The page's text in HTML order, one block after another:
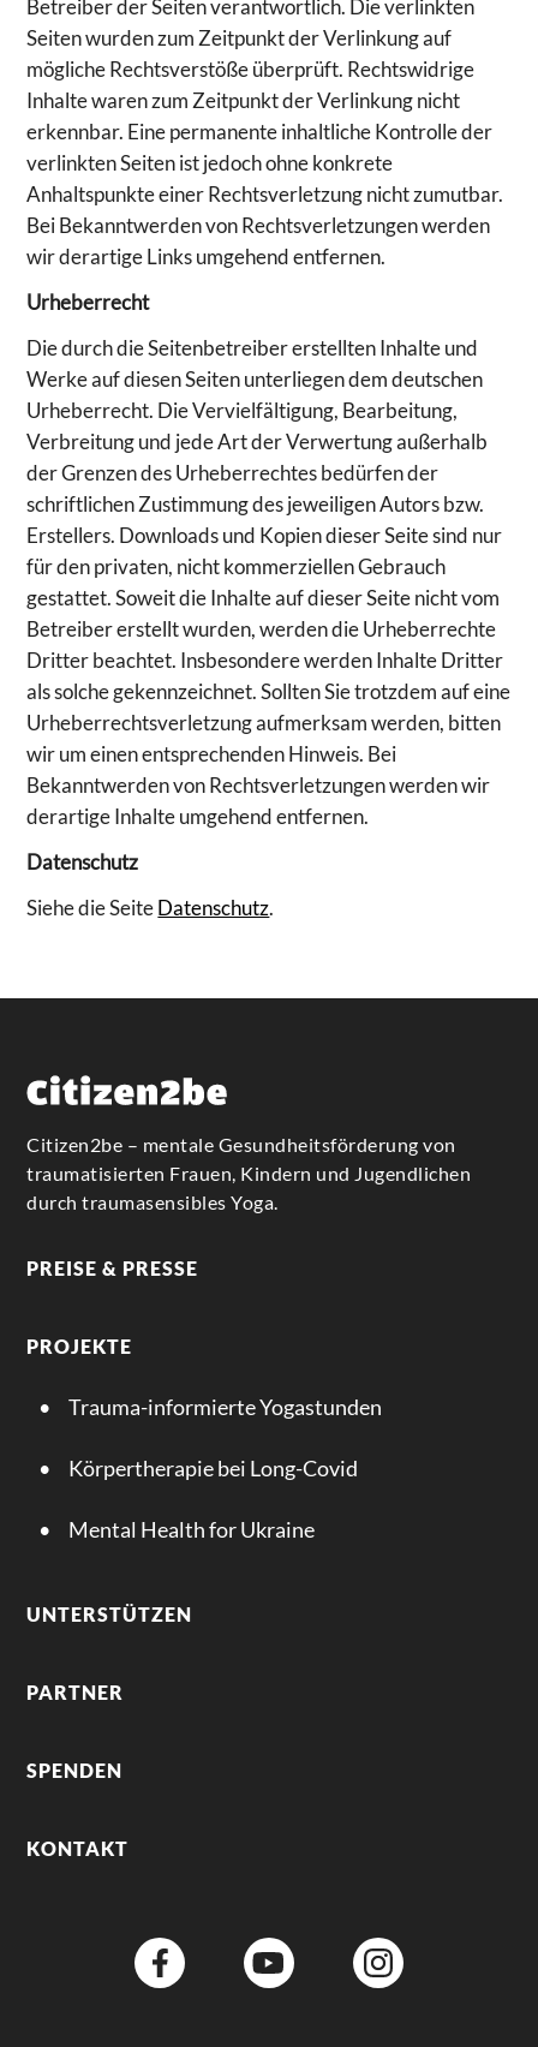
Betreiber der Seiten verantwortlich. Die verlinkten
Seiten wurden zum Zeitpunkt der Verlinkung auf
mögliche Rechtsverstöße überprüft. Rechtswidrige
Inhalte waren zum Zeitpunkt der Verlinkung nicht
erkennbar. Eine permanente inhaltliche Kontrolle der
verlinkten Seiten ist jedoch ohne konkrete
Anhaltspunkte einer Rechtsverletzung nicht zumutbar.
Bei Bekanntwerden von Rechtsverletzungen werden
wir derartige Links umgehend entfernen.
Urheberrecht
Die durch die Seitenbetreiber erstellten Inhalte und
Werke auf diesen Seiten unterliegen dem deutschen
Urheberrecht. Die Vervielfältigung, Bearbeitung,
Verbreitung und jede Art der Verwertung außerhalb
der Grenzen des Urheberrechtes bedürfen der
schriftlichen Zustimmung des jeweiligen Autors bzw.
Erstellers. Downloads und Kopien dieser Seite sind nur
für den privaten, nicht kommerziellen Gebrauch
gestattet. Soweit die Inhalte auf dieser Seite nicht vom
Betreiber erstellt wurden, werden die Urheberrechte
Dritter beachtet. Insbesondere werden Inhalte Dritter
als solche gekennzeichnet. Sollten Sie trotzdem auf eine
Urheberrechtsverletzung aufmerksam werden, bitten
wir um einen entsprechenden Hinweis. Bei
Bekanntwerden von Rechtsverletzungen werden wir
derartige Inhalte umgehend entfernen.
Datenschutz
Siehe die Seite Datenschutz.
Citizen2be – mentale Gesundheitsförderung von
traumatisierten Frauen, Kindern und Jugendlichen
durch traumasensibles Yoga.
PREISE & PRESSE
PROJEKTE
Trauma-informierte Yogastunden
Körpertherapie bei Long-Covid
Mental Health for Ukraine
UNTERSTÜTZEN
PARTNER
SPENDEN
KONTAKT